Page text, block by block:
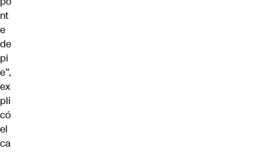
nt
e
de
pi
e”,
ex
pli
có
el
ca